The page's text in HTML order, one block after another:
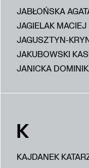
JABŁOŃSKA
JAGIELAK MACIEJ
JAGUSZTYN-
JAKUBOWSKI
JANICKA
K
KAJDANEK